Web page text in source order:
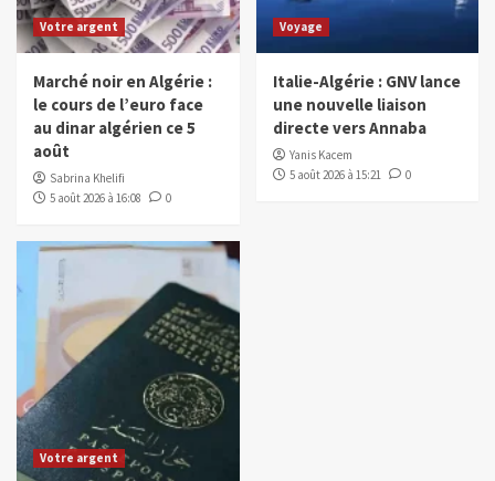
Votre argent
Marché noir en Algérie :
le cours de l’euro face
au dinar algérien ce 5
août
Sabrina Khelifi
5 août 2026 à 16:08
0
Voyage
Italie-Algérie : GNV lance
une nouvelle liaison
directe vers Annaba
Yanis Kacem
5 août 2026 à 15:21
0
Votre argent